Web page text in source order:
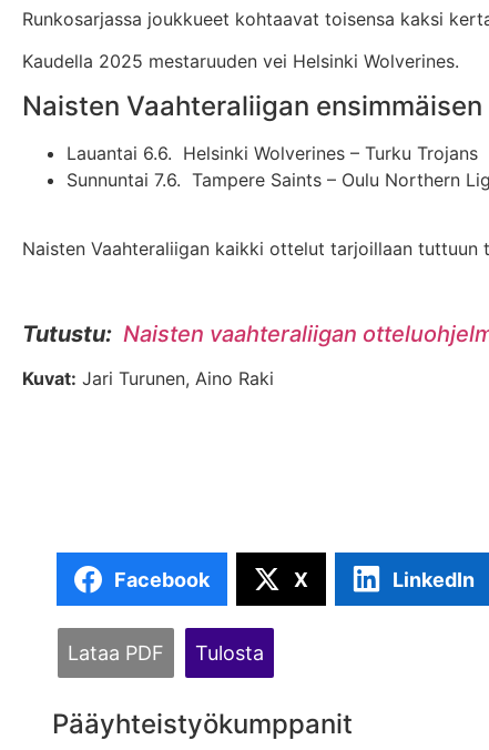
Runkosarjassa joukkueet kohtaavat toisensa kaksi
Kaudella 2025 mestaruuden vei Helsinki Wolverines.
Naisten Vaahteraliigan
Lauantai 6.6. Helsinki Wolverines – Turku Trojans
Sunnuntai 7.6. Tampere Saints – Oulu Northern
Naisten Vaahteraliigan kaikki ottelut tarjoillaan tuttuun
Tutustu: Naisten vaahteraliigan
Kuvat: Jari Turunen, Aino Raki
Facebook X LinkedIn
Lataa PDF Tulosta
Pääyhteistyökumppanit